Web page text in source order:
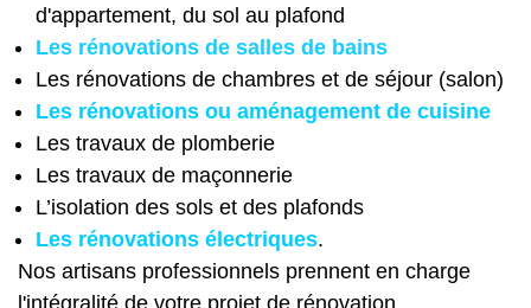
d'appartement, du sol au plafond
Les rénovations de salles de bains
Les rénovations de chambres et de séjour (salon)
Les rénovations ou aménagement de cuisine
Les travaux de plomberie
Les travaux de maçonnerie
L’isolation des sols et des plafonds
Les rénovations électriques.
Nos artisans professionnels prennent en charge